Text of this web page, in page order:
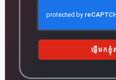
ផ្ញើមកខ្